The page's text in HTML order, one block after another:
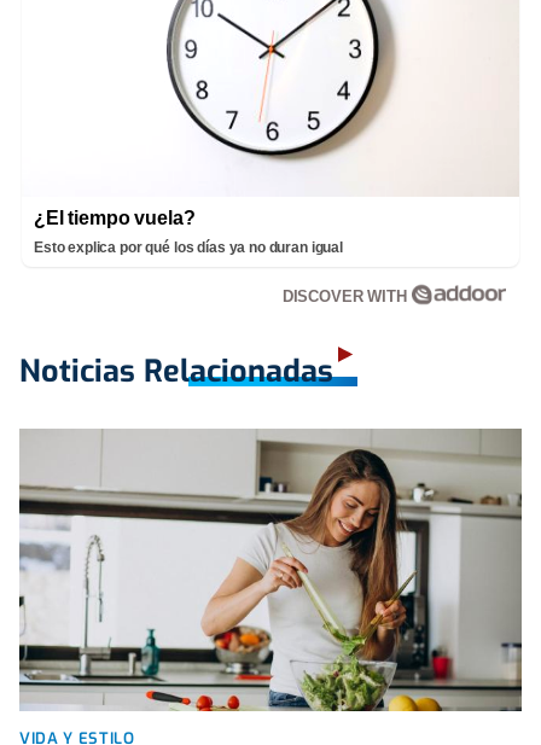
¿El tiempo vuela?
Esto explica por qué los días ya no duran igual
DISCOVER WITH
Noticias Relacionadas
VIDA Y ESTILO